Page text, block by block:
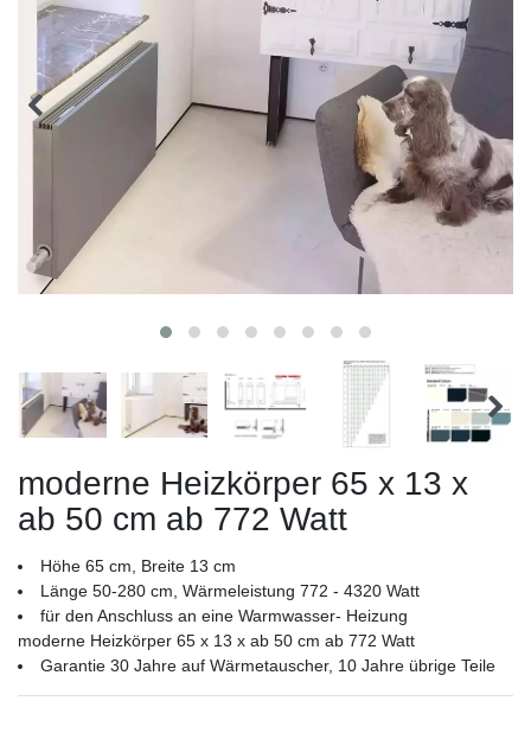
moderne Heizkörper 65 x 13 x
ab 50 cm ab 772 Watt
Höhe 65 cm, Breite 13 cm
Länge 50-280 cm, Wärmeleistung 772 - 4320 Watt
für den Anschluss an eine Warmwasser- Heizung
moderne Heizkörper 65 x 13 x ab 50 cm ab 772 Watt
Garantie 30 Jahre auf Wärmetauscher, 10 Jahre übrige Teile